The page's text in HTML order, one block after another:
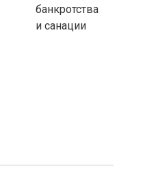
банкротства
и санации